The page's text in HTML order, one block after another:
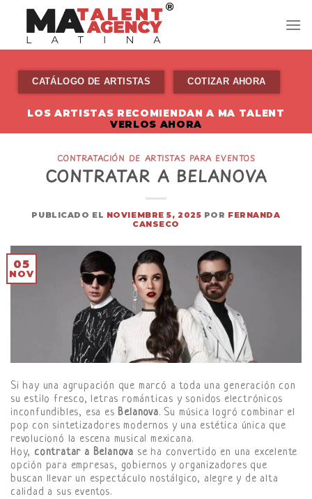
content
CATÁLOGO DE ARTISTAS COTIZAR AHORA
LOS ARTISTAS RECOMIENDAN A MA TALENT
VERLOS AHORA
CONTRATACIÓN DE ARTISTAS PARA EVENTOS
CONTRATAR A BELANOVA
PUBLICADO EL NOVIEMBRE 5, 2025 POR FERNANDA
CANSECO
05
NOV
Si hay una agrupación que marcó a toda una generación con
su estilo fresco, letras románticas y sonidos electrónicos
inconfundibles, esa es Belanova. Su música logró combinar el
pop con sintetizadores modernos y una estética única que
revolucionó la escena musical mexicana.
Hoy, contratar a Belanova se ha convertido en una excelente
opción para empresas, gobiernos y organizadores que
buscan llevar un espectáculo nostálgico, alegre y de alta
calidad a sus eventos.